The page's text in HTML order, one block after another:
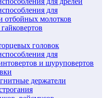
для
отбойных молотков
головок
для
и шуруповертов
держатели